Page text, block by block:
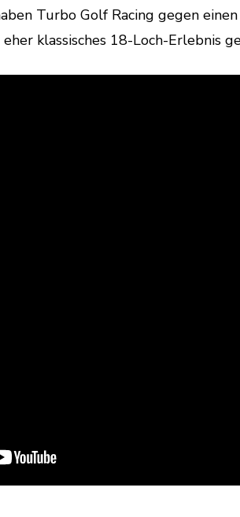
Turbo Golf Racing gegen
klassisches 18-Loch-Erlebnis